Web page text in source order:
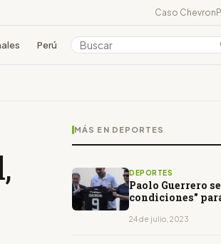
Caso Chevron
Perú Colombia
MÁS EN DEPORTES
DEPORTES
Paolo Guerrero
condiciones"
24 de julio, 2023